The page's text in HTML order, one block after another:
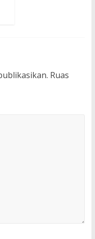
Ruas